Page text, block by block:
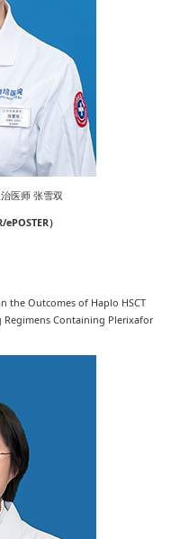
医师 张雪双
）
the Outcomes of Haplo HSCT
Containing Plerixafor